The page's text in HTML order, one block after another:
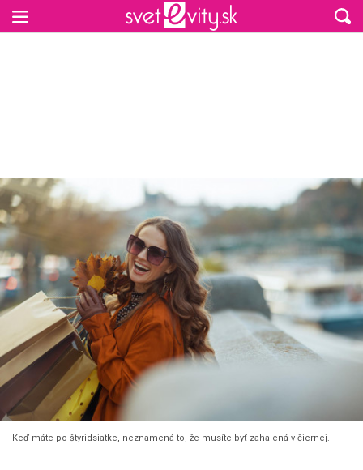
Keď máte po štyridsiatke, neznamená to, že musíte byť zahalená v čiernej.